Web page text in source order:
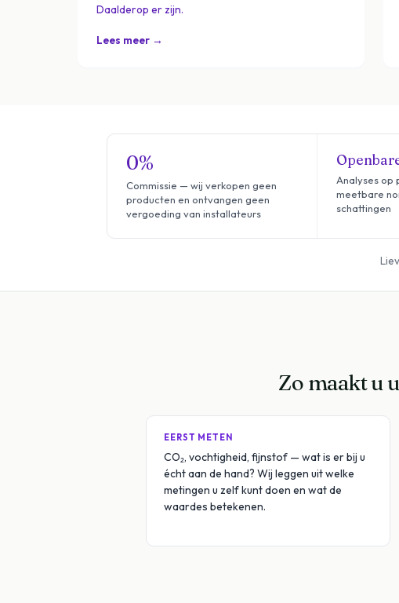
Daalderop er zijn.
Lees meer →
0%
Commissie — wij verkopen geen
producten en ontvangen geen
vergoeding van installateurs
Analyses op
meetbare
schattingen
Zo maakt u
EERST METEN
CO₂, vochtigheid, fijnstof — wat is er bij u
écht aan de hand? Wij leggen uit welke
metingen u zelf kunt doen en wat de
waardes betekenen.